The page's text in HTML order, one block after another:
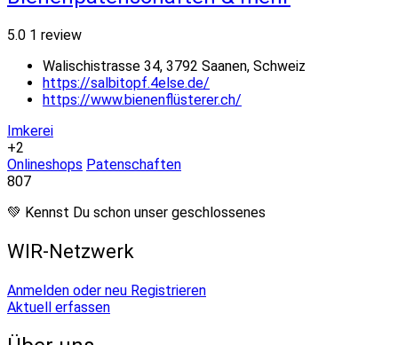
5.0 1 review
Walischistrasse 34, 3792 Saanen, Schweiz
https://salbitopf.4else.de/
https://www.bienenflüsterer.ch/
Imkerei
+2
Onlineshops Patenschaften
807
💚 Kennst Du schon unser geschlossenes
WIR-Netzwerk
Anmelden oder neu Registrieren
Aktuell erfassen